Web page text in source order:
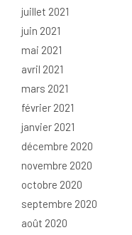
juillet 2021
juin 2021
mai 2021
avril 2021
mars 2021
février 2021
janvier 2021
décembre 2020
novembre 2020
octobre 2020
septembre 2020
août 2020